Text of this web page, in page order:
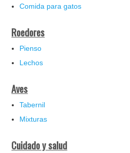
Comida para gatos
Roedores
Pienso
Lechos
Aves
Tabernil
Mixturas
Cuidado y salud